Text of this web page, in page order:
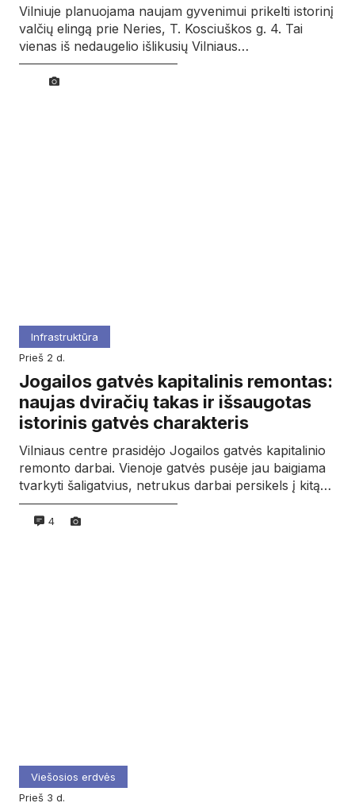
Vilniuje planuojama naujam gyvenimui prikelti istorinį
valčių elingą prie Neries, T. Kosciuškos g. 4. Tai
vienas iš nedaugelio išlikusių Vilniaus…
Infrastruktūra
prieš 2 d.
Jogailos gatvės kapitalinis remontas:
naujas dviračių takas ir išsaugotas
istorinis gatvės charakteris
Vilniaus centre prasidėjo Jogailos gatvės kapitalinio
remonto darbai. Vienoje gatvės pusėje jau baigiama
tvarkyti šaligatvius, netrukus darbai persikels į kitą…
4
Viešosios erdvės
prieš 3 d.